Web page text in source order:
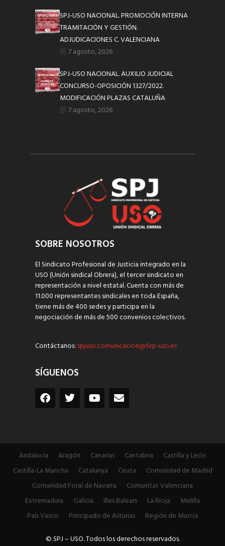
SPJ-USO NACIONAL. PROMOCIÓN INTERNA
TRAMITACIÓN Y GESTIÓN.
ADJUDICACIONES C. VALENCIANA
7 agosto, 2026
SPJ-USO NACIONAL. AUXILIO JUDICIAL
CONCURSO-OPOSICIÓN 1327/2022.
MODIFICACIÓN PLAZAS CATALUÑA
7 agosto, 2026
SOBRE NOSOTROS
El Sindicato Profesional de Justicia integrado en la
USO (Unión sindical Obrera), el tercer sindicato en
representación a nivel estatal. Cuenta con más de
11.000 representantes sindicales en toda España,
tiene más de 400 sedes y participa en la
negociación de más de 500 convenios colectivos.
Contáctanos: spjuso.comunicacion@fep-uso.es
SÍGUENOS
Andalucía Aragón Canarias Cantabria
Castilla y León
Castilla-La Mancha
Catalunya Ceuta
Comunidad de Madrid
Comunidad Foral de Navarra
Comunitat Valenciana
Extremadura
Galicia Illes Balears La Rioja
Melilla
País Vasco
Principado de Asturias
Región de Murcia
© SPJ – USO. Todos los derechos reservados.